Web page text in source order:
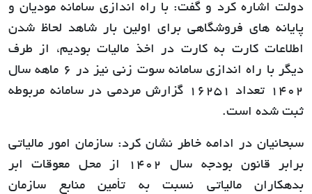
دولت اشاره کرد و گفت: با راه اندازی سامانه مودیان و
پایانه های فروشگاهی برای اولین بار شاهد لحاظ شدن
اطلاعات کارت به کارت در اخذ مالیات بودیم، از طرف
دیگر با راه اندازی سامانه سوت زنی نیز در 6 ماهه سال
1402 تعداد 16251 گزارش مردمی در سامانه مربوطه
ثبت شده است.
سبحانیان در ادامه خاطر نشان کرد: سازمان امور مالیاتی
برابر قانون بودجه سال 1402 از محل معوقات ابر
بدهکاران مالیاتی نسبت به تأمین منابع سازمان